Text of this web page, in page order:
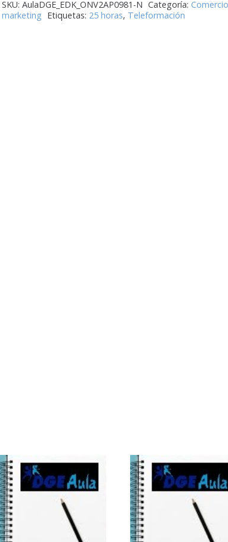
SKU:AulaDGE_EDK_ONV2AP0981-N Categoría:
marketing Etiquetas: 25 horas, Teleformación